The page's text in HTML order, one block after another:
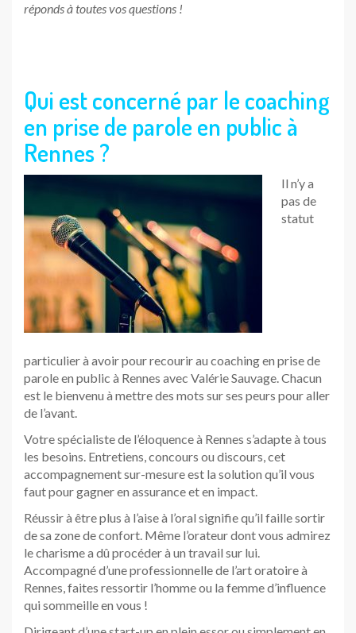
réponds à toutes vos questions !
Qui est concerné par le coaching
en prise de parole en public à
Rennes ?
Il n’y a
pas de
statut
particulier à avoir pour recourir au coaching en prise de
parole en public à Rennes avec Valérie Sauvage. Chacun
est le bienvenu à mettre des mots sur ses peurs pour aller
de l’avant.
Votre spécialiste de l’éloquence à Rennes s’adapte à tous
les besoins. Entretiens, concours ou discours, cet
accompagnement sur-mesure est la solution qu’il vous
faut pour gagner en assurance et en impact.
Réussir à être plus à l’aise à l’oral signifie qu’il faille sortir
de sa zone de confort. Même l’orateur dont vous admirez
le charisme a dû procéder à un travail sur lui.
Accompagné d’une professionnelle de l’art oratoire à
Rennes, faites ressortir l’homme ou la femme d’influence
qui sommeille en vous !